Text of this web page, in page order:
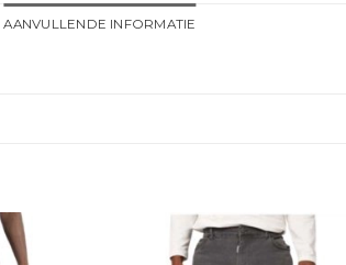
AANVULLENDE INFORMATIE